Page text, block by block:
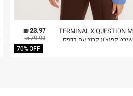
23.97 ₪
79.90 ₪
70% OFF
TERMINAL X QUESTION
קפוצ'ון קרופ עם הדפס